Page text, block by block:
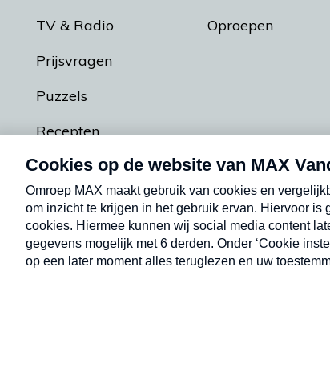
TV & Radio
Prijsvragen
Puzzels
Recepten
Podcasts
Oproepen